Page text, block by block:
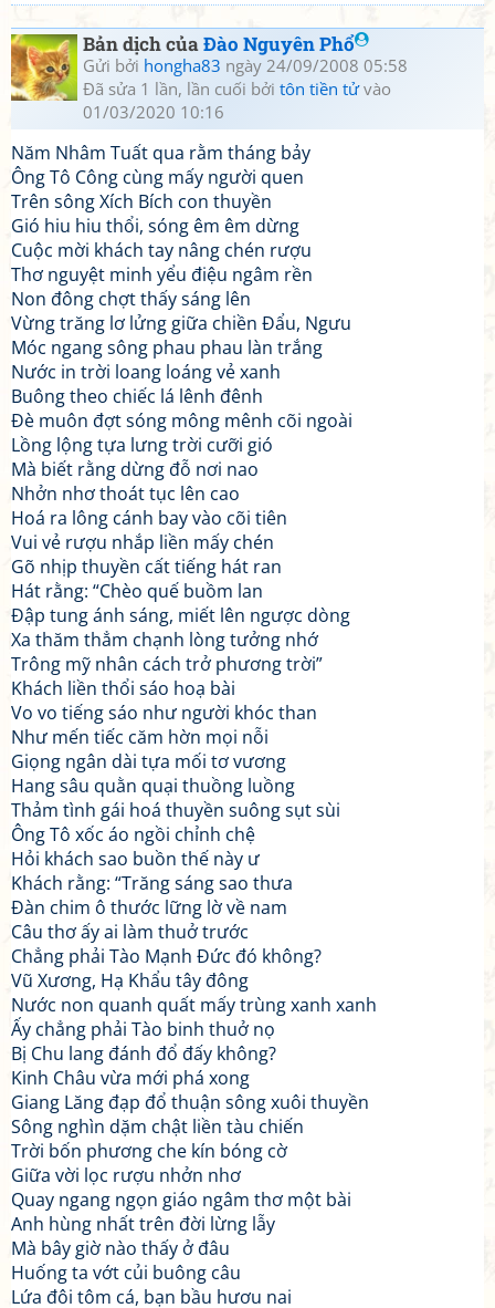
Bản dịch củaĐào Nguyên Phổ
Gửi bởi hongha83 ngày 24/09/2008 05:58
Đã sửa 1 lần, lần cuối bởi tôn tiền tửvào
01/03/2020 10:16
Năm Nhâm Tuất qua rằm tháng bảy
Ông Tô Công cùng mấy người quen
Trên sông Xích Bích con thuyền
Gió hiu hiu thổi, sóng êm êm dừng
Cuộc mời khách tay nâng chén rượu
Thơ nguyệt minh yểu điệu ngâm rền
Non đông chợt thấy sáng lên
Vừng trăng lơ lửng giữa chiền Đẩu, Ngưu
Móc ngang sông phau phau làn trắng
Nước in trời loang loáng vẻ xanh
Buông theo chiếc lá lênh đênh
Đè muôn đợt sóng mông mênh cõi ngoài
Lồng lộng tựa lưng trời cưỡi gió
Mà biết rằng dừng đỗ nơi nao
Nhởn nhơ thoát tục lên cao
Hoá ra lông cánh bay vào cõi tiên
Vui vẻ rượu nhắp liền mấy chén
Gõ nhịp thuyền cất tiếng hát ran
Hát rằng: “Chèo quế buồm lan
Đập tung ánh sáng, miết lên ngược dòng
Xa thăm thẳm chạnh lòng tưởng nhớ
Trông mỹ nhân cách trở phương trời”
Khách liền thổi sáo hoạ bài
Vo vo tiếng sáo như người khóc than
Như mến tiếc căm hờn mọi nỗi
Giọng ngân dài tựa mối tơ vương
Hang sâu quằn quại thuồng luồng
Thảm tình gái hoá thuyền suông sụt sùi
Ông Tô xốc áo ngồi chỉnh chệ
Hỏi khách sao buồn thế này ư
Khách rằng: “Trăng sáng sao thưa
Đàn chim ô thước lững lờ về nam
Câu thơ ấy ai làm thuở trước
Chẳng phải Tào Mạnh Đức đó không?
Vũ Xương, Hạ Khẩu tây đông
Nước non quanh quất mấy trùng xanh xanh
Ấy chẳng phải Tào binh thuở nọ
Bị Chu lang đánh đổ đấy không?
Kinh Châu vừa mới phá xong
Giang Lăng đạp đổ thuận sông xuôi thuyền
Sông nghìn dặm chật liền tàu chiến
Trời bốn phương che kín bóng cờ
Giữa vời lọc rượu nhởn nhơ
Quay ngang ngọn giáo ngâm thơ một bài
Anh hùng nhất trên đời lừng lẫy
Mà bây giờ nào thấy ở đâu
Huống ta vớt củi buông câu
Lứa đôi tôm cá, bạn bầu hươu nai